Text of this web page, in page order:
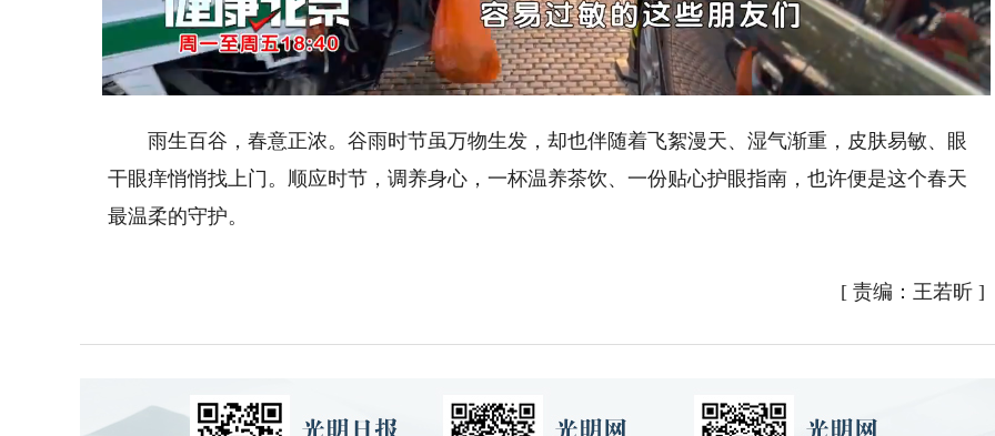
Loaded
16.84%
Playback
Rate
雨生百谷，春意正浓。谷雨时节虽万物生发，却也伴随着飞絮漫天、湿气渐重，皮肤易敏、眼
干眼痒悄悄找上门。顺应时节，调养身心，一杯温养茶饮、一份贴心护眼指南，也许便是这个春天
最温柔的守护。
[ 责编：王若昕 ]